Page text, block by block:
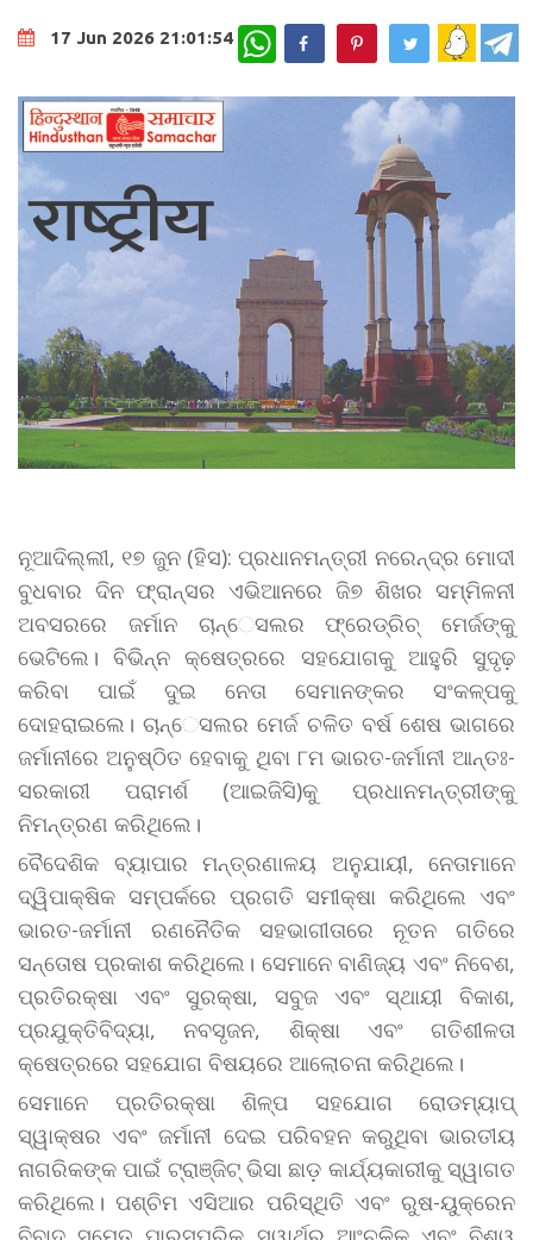
17 Jun 2026 21:01:54 WhatsApp
ନୂଆଦିଲ୍ଲୀ, ୧୭ ଜୁନ (ହିସ): ପ୍ରଧାନମନ୍ତ୍ରୀ ନରେନ୍ଦ୍ର ମୋଦୀ
ବୁଧବାର ଦିନ ଫ୍ରାନ୍ସର ଏଭିଆନରେ ଜି୭ ଶିଖର ସମ୍ମିଳନୀ
ଅବସରରେ ଜର୍ମାନ ଚାନ୍େସଲର ଫ୍ରେଡ୍ରିଚ୍ ମେର୍ଜଙ୍କୁ
ଭେଟିଲେ। ବିଭିନ୍ନ କ୍ଷେତ୍ରରେ ସହଯୋଗକୁ ଆହୁରି ସୁଦୃଢ଼
କରିବା ପାଇଁ ଦୁଇ ନେତା ସେମାନଙ୍କର ସଂକଳ୍ପକୁ
ଦୋହରାଇଲେ। ଚାନ୍େସଲର ମେର୍ଜ ଚଳିତ ବର୍ଷ ଶେଷ ଭାଗରେ
ଜର୍ମାନୀରେ ଅନୁଷ୍ଠିତ ହେବାକୁ ଥିବା ୮ମ ଭାରତ-ଜର୍ମାନୀ ଆନ୍ତଃ-
ସରକାରୀ ପରାମର୍ଶ (ଆଇଜିସି)କୁ ପ୍ରଧାନମନ୍ତ୍ରୀଙ୍କୁ
ନିମନ୍ତ୍ରଣ କରିଥିଲେ।
ବୈଦେଶିକ ବ୍ୟାପାର ମନ୍ତ୍ରଣାଳୟ ଅନୁଯାୟୀ, ନେତାମାନେ
ଦ୍ୱିପାକ୍ଷିକ ସମ୍ପର୍କରେ ପ୍ରଗତି ସମୀକ୍ଷା କରିଥିଲେ ଏବଂ
ଭାରତ-ଜର୍ମାନୀ ରଣନୈତିକ ସହଭାଗୀତାରେ ନୂତନ ଗତିରେ
ସନ୍ତୋଷ ପ୍ରକାଶ କରିଥିଲେ। ସେମାନେ ବାଣିଜ୍ୟ ଏବଂ ନିବେଶ,
ପ୍ରତିରକ୍ଷା ଏବଂ ସୁରକ୍ଷା, ସବୁଜ ଏବଂ ସ୍ଥାୟୀ ବିକାଶ,
ପ୍ରଯୁକ୍ତିବିଦ୍ୟା, ନବସୃଜନ, ଶିକ୍ଷା ଏବଂ ଗତିଶୀଳତା
କ୍ଷେତ୍ରରେ ସହଯୋଗ ବିଷୟରେ ଆଲୋଚନା କରିଥିଲେ।
ସେମାନେ ପ୍ରତିରକ୍ଷା ଶିଳ୍ପ ସହଯୋଗ ରୋଡମ୍ୟାପ୍
ସ୍ୱାକ୍ଷର ଏବଂ ଜର୍ମାନୀ ଦେଇ ପରିବହନ କରୁଥିବା ଭାରତୀୟ
ନାଗରିକଙ୍କ ପାଇଁ ଟ୍ରାଞ୍ଜିଟ୍ ଭିସା ଛାଡ଼ କାର୍ଯ୍ୟକାରୀକୁ ସ୍ୱାଗତ
କରିଥିଲେ। ପଶ୍ଚିମ ଏସିଆର ପରିସ୍ଥିତି ଏବଂ ରୁଷ-ୟୁକ୍ରେନ